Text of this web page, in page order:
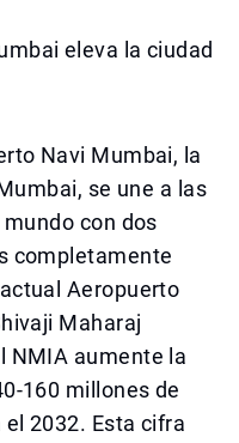
eleva la ciudad
Navi Mumbai, la
se une a las
con dos
completamente
Aeropuerto
Maharaj
NMIA aumente la
160 millones de
2032. Esta cifra